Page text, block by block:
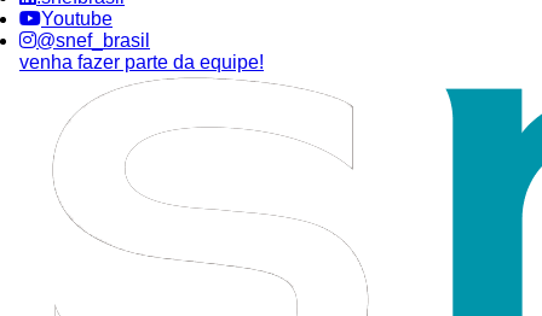
Youtube
@snef_brasil
venha fazer parte da equipe!